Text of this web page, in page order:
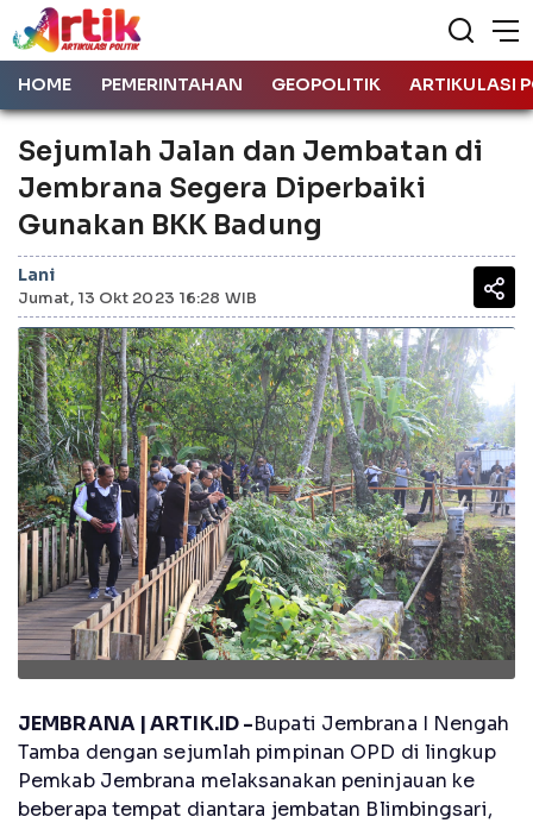
HOME PEMERINTAHAN GEOPOLITIK ARTIKULASI
Sejumlah Jalan dan Jembatan di
Jembrana Segera Diperbaiki
Gunakan BKK Badung
Lani
Jumat, 13 Okt 2023 16:28 WIB
JEMBRANA | ARTIK.ID -Bupati Jembrana I Nengah
Tamba dengan sejumlah pimpinan OPD di lingkup
Pemkab Jembrana melaksanakan peninjauan ke
beberapa tempat diantara jembatan Blimbingsari,